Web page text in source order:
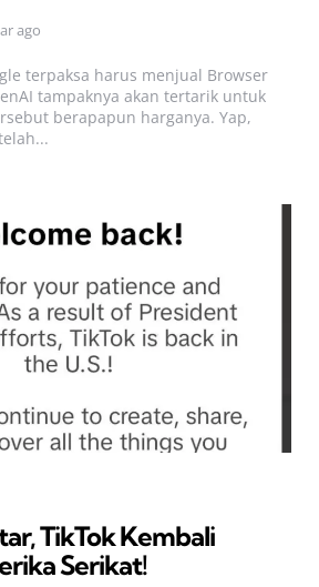
ago
terpaksa harus menjual Browser
tampaknya akan tertarik untuk
berapapun harganya. Yap,
TikTok Kembali
Serikat!